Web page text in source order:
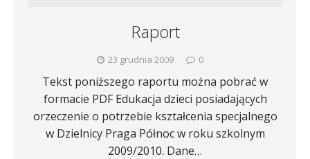
Raport
23 grudnia 2009 0
Tekst poniższego raportu można pobrać w
formacie PDF Edukacja dzieci posiadających
orzeczenie o potrzebie kształcenia specjalnego
w Dzielnicy Praga Północ w roku szkolnym
2009/2010. Dane…